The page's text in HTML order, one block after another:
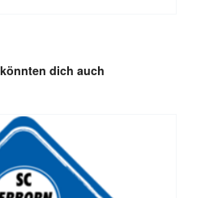
dich auch